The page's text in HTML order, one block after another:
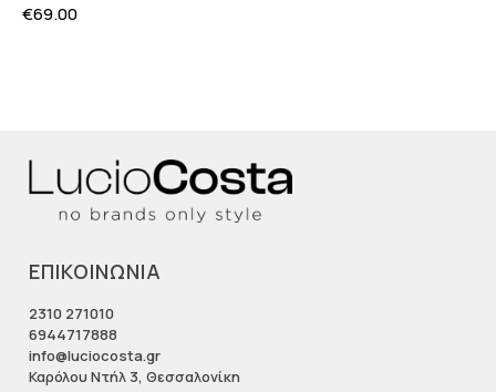
€69.00
ΕΠΙΚΟΙΝΩΝΙΑ
2310 271010
6944717888
info@luciocosta.gr
Καρόλου Ντήλ 3, Θεσσαλονίκη